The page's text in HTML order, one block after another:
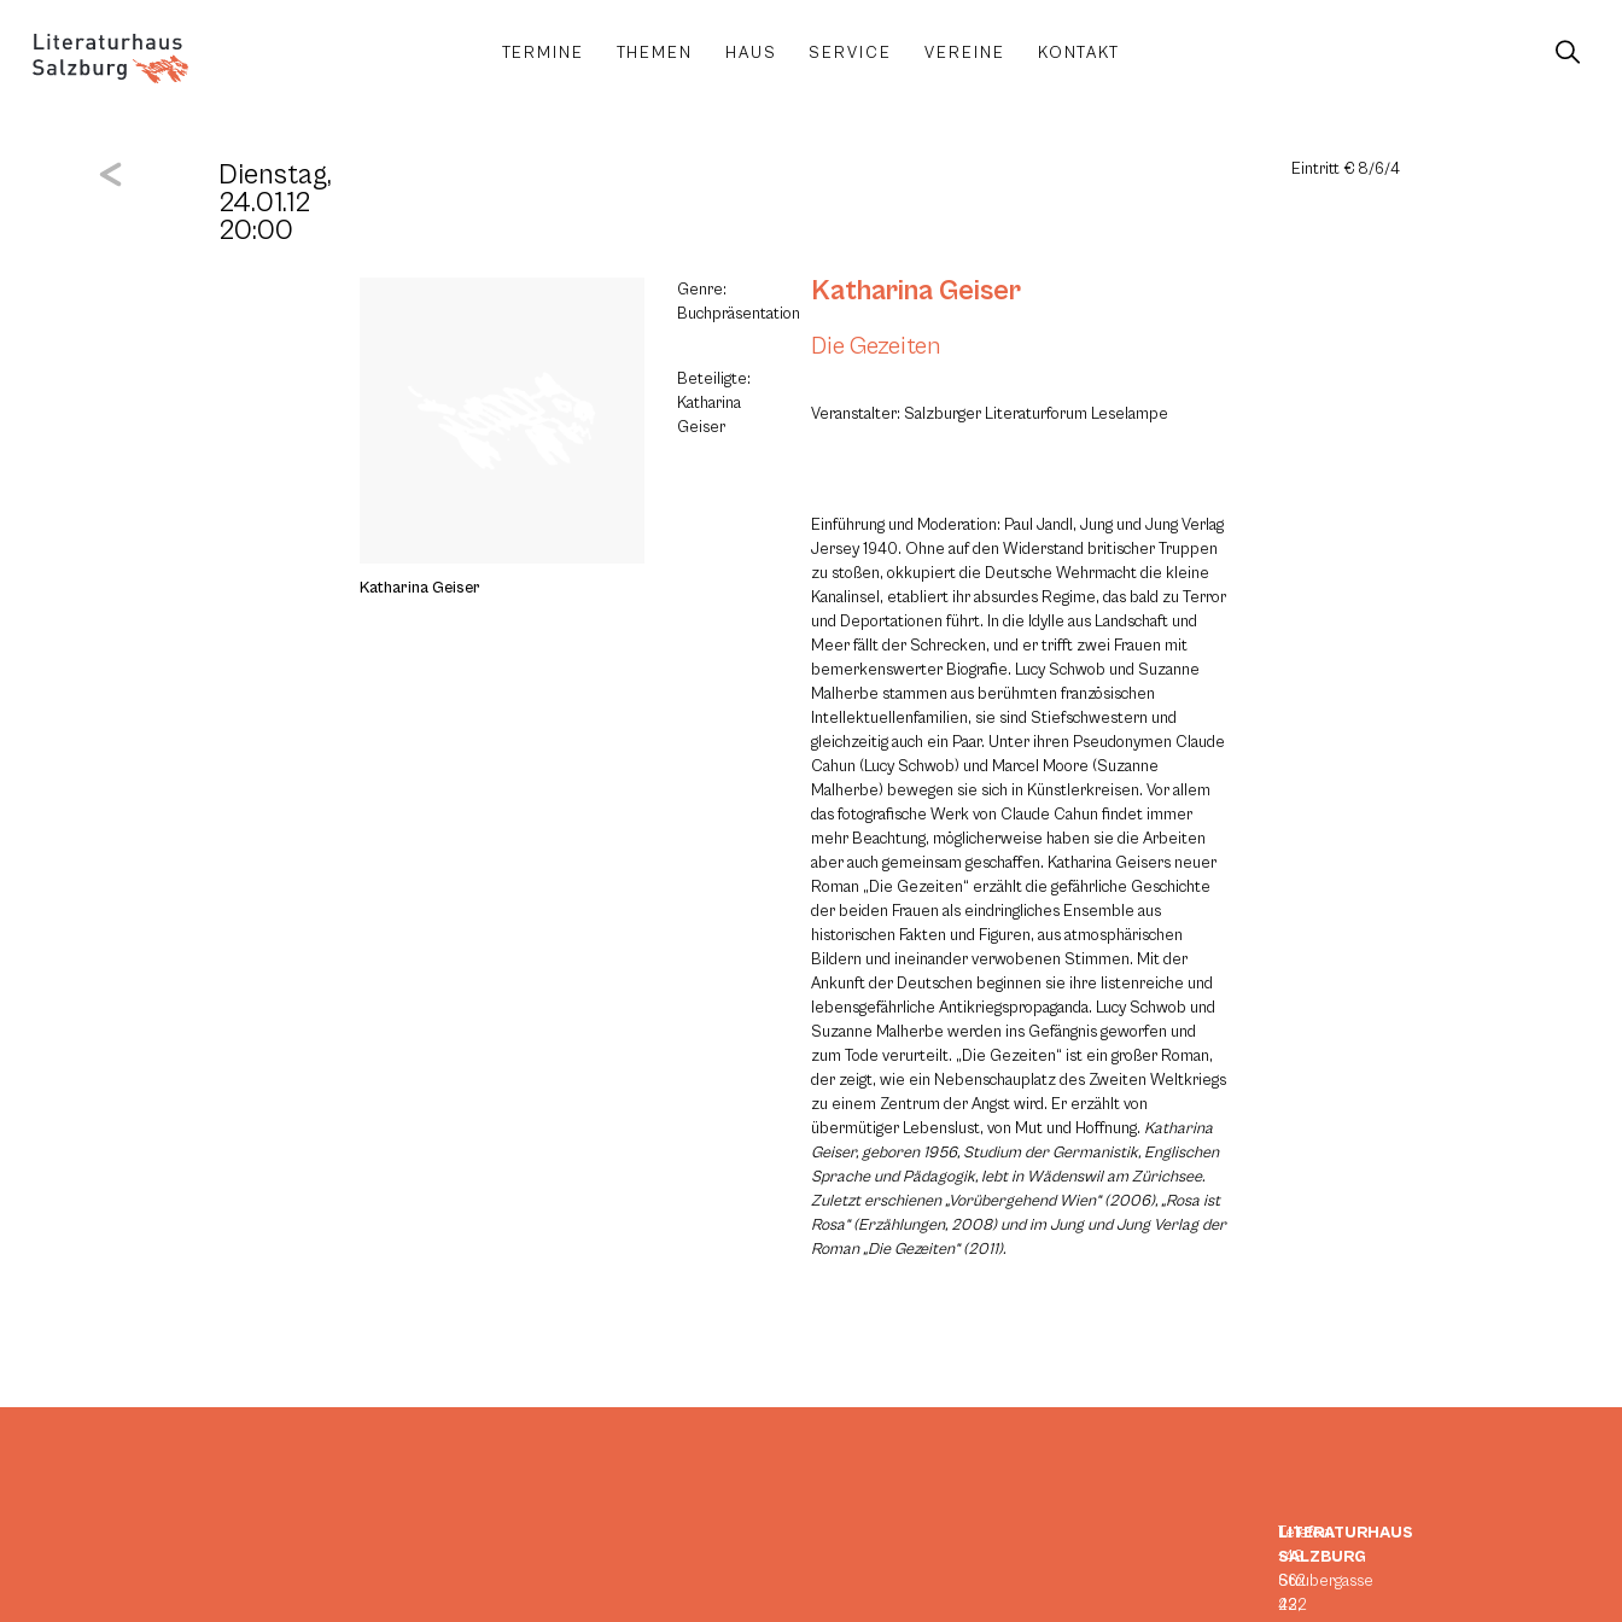
TERMINE THEMEN HAUS SERVICE VEREINE KONTAKT
Dienstag,
24.01.12
20:00
Eintritt € 8/6/4
Katharina Geiser
Genre:
Buchpräsentation
Beteiligte:
Katharina
Geiser
Katharina Geiser
Die Gezeiten
Veranstalter: Salzburger Literaturforum Leselampe
Einführung und Moderation: Paul Jandl, Jung und Jung Verlag
Jersey 1940. Ohne auf den Widerstand britischer Truppen
zu stoßen, okkupiert die Deutsche Wehrmacht die kleine
Kanalinsel, etabliert ihr absurdes Regime, das bald zu Terror
und Deportationen führt. In die Idylle aus Landschaft und
Meer fällt der Schrecken, und er trifft zwei Frauen mit
bemerkenswerter Biografie. Lucy Schwob und Suzanne
Malherbe stammen aus berühmten französischen
Intellektuellenfamilien, sie sind Stiefschwestern und
gleichzeitig auch ein Paar. Unter ihren Pseudonymen Claude
Cahun (Lucy Schwob) und Marcel Moore (Suzanne
Malherbe) bewegen sie sich in Künstlerkreisen. Vor allem
das fotografische Werk von Claude Cahun findet immer
mehr Beachtung, möglicherweise haben sie die Arbeiten
aber auch gemeinsam geschaffen. Katharina Geisers neuer
Roman „Die Gezeiten“ erzählt die gefährliche Geschichte
der beiden Frauen als eindringliches Ensemble aus
historischen Fakten und Figuren, aus atmosphärischen
Bildern und ineinander verwobenen Stimmen. Mit der
Ankunft der Deutschen beginnen sie ihre listenreiche und
lebensgefährliche Antikriegspropaganda. Lucy Schwob und
Suzanne Malherbe werden ins Gefängnis geworfen und
zum Tode verurteilt. „Die Gezeiten“ ist ein großer Roman,
der zeigt, wie ein Nebenschauplatz des Zweiten Weltkriegs
zu einem Zentrum der Angst wird. Er erzählt von
übermütiger Lebenslust, von Mut und Hoffnung. Katharina
Geiser, geboren 1956, Studium der Germanistik, Englischen
Sprache und Pädagogik, lebt in Wädenswil am Zürichsee.
Zuletzt erschienen „Vorübergehend Wien“ (2006), „Rosa ist
Rosa“ (Erzählungen, 2008) und im Jung und Jung Verlag der
Roman „Die Gezeiten“ (2011).
LITERATURHAUS
SALZBURG
Strubergasse
23,
Telefon:
+43
662
422